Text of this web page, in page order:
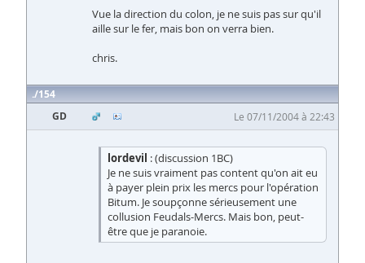
Vue la direction du colon, je ne suis pas sur qu'il
aille sur le fer, mais bon on verra bien.
chris.
154
GD
Le 07/11/2004 à 22:43
lordevil : (discussion 1BC)
Je ne suis vraiment pas content qu'on ait eu
à payer plein prix les mercs pour l'opération
Bitum. Je soupçonne sérieusement une
collusion Feudals-Mercs. Mais bon, peut-
être que je paranoie.